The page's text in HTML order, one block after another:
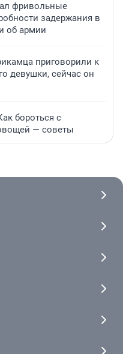
фривольные
задержания в
об армии
приговорили к
девушки, сейчас он
бороться с
— советы